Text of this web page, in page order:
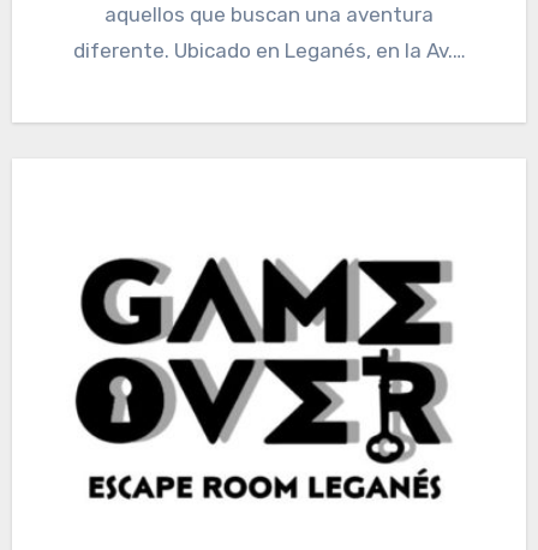
aquellos que buscan una aventura
diferente. Ubicado en Leganés, en la Av.…